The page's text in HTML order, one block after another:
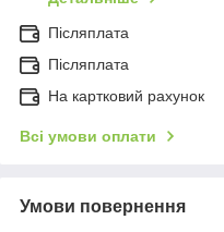
Післяплата
Післяплата
На картковий рахунок
Всі умови оплати
Умови повернення